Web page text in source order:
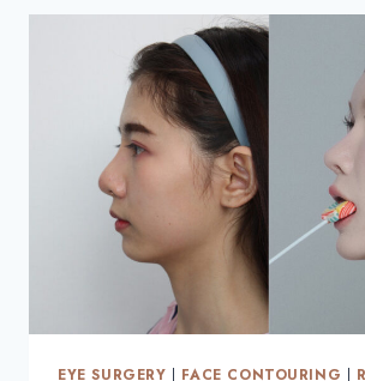
ABER
WUNDERSCHÖNE
VERÄNDERUNGEN
AN
NASE,
AUGEN
UND
DURCH
FETTTRANSFER
BEI
EYE SURGERY | FACE CONTOURING |